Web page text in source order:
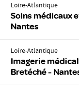
Loire-Atlantique
Soins médicaux
Nantes
Loire-Atlantique
Imagerie
Bretéché -